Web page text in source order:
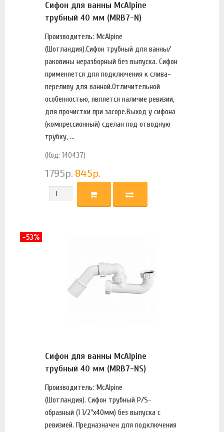
Сифон для ванны McAlpine
трубный 40 мм (MRB7-N)
Производитель: McAlpine
(Шотландия).Сифон трубный для ванны/
раковины неразборный без выпуска. Сифон
применяется для подключения к слива-
переливу для ванной.Отличительной
особенностью, является наличие ревизии,
для прочистки при засоре.Выход у сифона
(компрессионный) сделан под отводную
трубку, ...
(Код: 140437)
1795р. 845р.
Сифон для ванны McAlpine
трубный 40 мм (MRB7-NS)
Производитель: McAlpine
(Шотландия). Сифон трубный Р/S-
образный (1 1/2"х40мм) без выпуска с
ревизией. Предназначен для подключения
-53%